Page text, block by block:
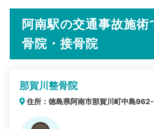
阿南駅の交通事故施
骨院・接骨院
那賀川整骨院
住所：徳島県阿南市那賀川町中島